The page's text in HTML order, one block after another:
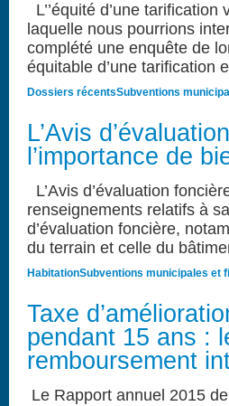
L’’équité d’une
laquelle nous pourrions
complété une enquête de
équitable d’une
Dossiers récentsSubventions
L’Avis
l’importance de
L’Avis d’évaluation
renseignements relatifs à
d’évaluation foncière,
du terrain et celle du
HabitationSubventions municipales et
Taxe
pendant 15 ans :
remboursement
Le Rapport annuel 2015